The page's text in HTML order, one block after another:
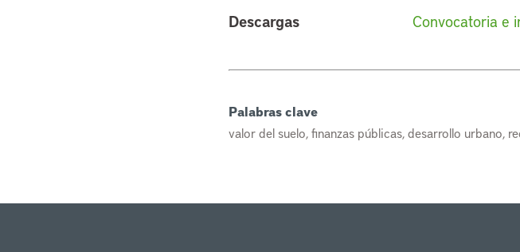
Descargas Convocatoria e
Palabras clave
valor del suelo, finanzas públicas, desarrollo urbano,